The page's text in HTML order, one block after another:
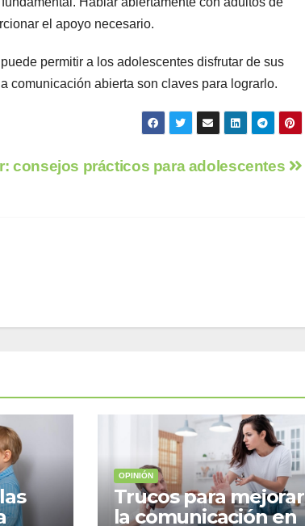
el apoyo necesario.
permitir a los adolescentes disfrutar de sus
comunicación abierta son claves para lograrlo.
consejos prácticos para adolescentes
OPINIÓN
Trucos para mejorar
la comunicación en